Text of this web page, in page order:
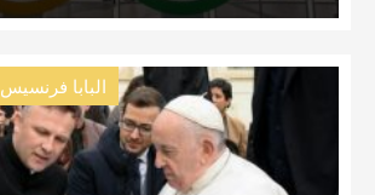
البابا فرنسيس